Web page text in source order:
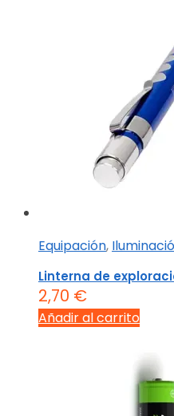
Equipación,
Linterna de
2,70 €
Añadir al carrito